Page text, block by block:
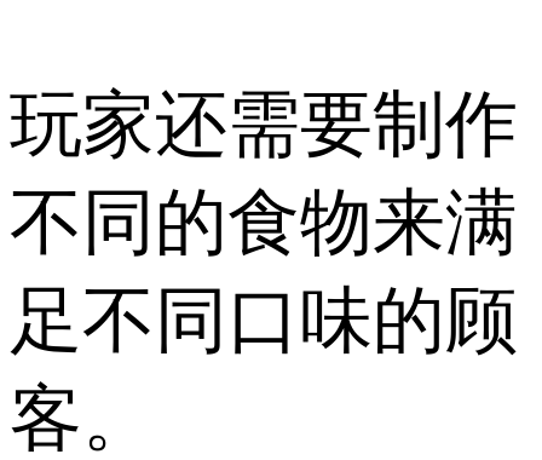
玩家还需要制作
不同的食物来满
足不同口味的顾
客。